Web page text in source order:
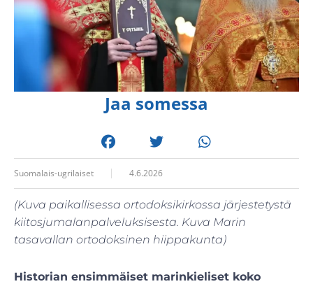
Jaa somessa
Suomalais-ugrilaiset 4.6.2026
(Kuva paikallisessa ortodoksikirkossa järjestetystä
kiitosjumalanpalveluksisesta. Kuva Marin
tasavallan ortodoksinen hiippakunta)
Historian ensimmäiset marinkieliset koko